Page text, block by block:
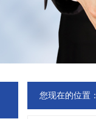
您现在的位置：